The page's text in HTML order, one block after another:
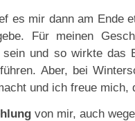
es mir dann am Ende
Für meinen
sein und so wirkte das
Aber, bei
und ich freue
von mir, auch